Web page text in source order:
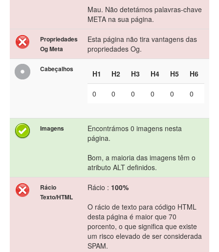
Mau. Não detetámos palavras-chave
META na sua página.
Propriedades
Og Meta
Esta página não tira vantagens das
propriedades Og.
Cabeçalhos H1 H2 H3 H4 H5 H6
0 0 0 0 0 0
Imagens
Encontrámos 0 imagens nesta
página.
Bom, a maioria das imagens têm o
atributo ALT definidos.
Rácio
Texto/HTML
Rácio : 100%
O rácio de texto para código HTML
desta página é maior que 70
porcento, o que significa que existe
um risco elevado de ser considerada
SPAM.